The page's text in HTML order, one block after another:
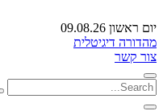
יום ראשון 09.08.26
מהדורה דיגיטלית
צור קשר